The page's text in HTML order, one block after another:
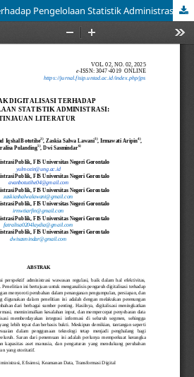
Dampak Digitalisasi Terhadap Pengelolaan Statistik Administrasi: Tinjauan Literatur